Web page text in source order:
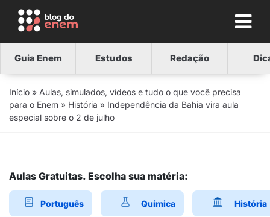
Guia Enem Estudos Redação
Início » Aulas, simulados, vídeos e tudo o que você precisa
para o Enem » História » Independência da Bahia vira aula
especial sobre o 2 de julho
Aulas Gratuitas. Escolha sua matéria:
Português Química História